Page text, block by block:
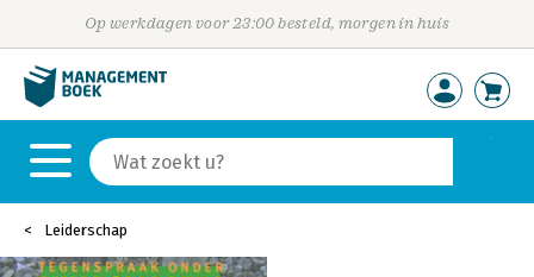
Op werkdagen voor 23:00 besteld, morgen in huis
Leiderschap